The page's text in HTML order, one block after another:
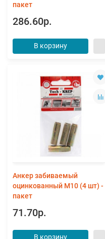
пакет
286.60р.
В корзину
Анкер забиваемый
оцинкованный М10 (4 шт) -
пакет
71.70р.
В корзину